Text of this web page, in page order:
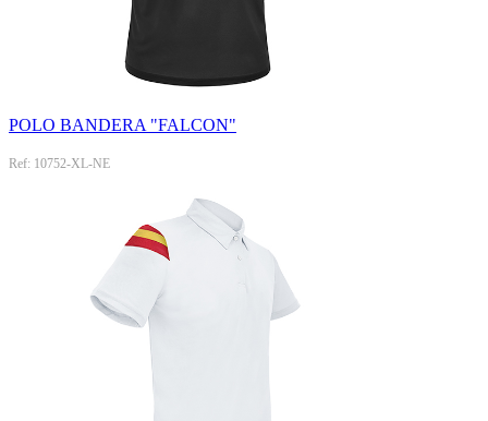
POLO BANDERA "FALCON"
Ref: 10752-XL-NE